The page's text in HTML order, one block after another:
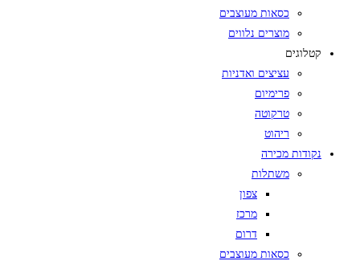
כסאות מעוצבים
מוצרים נלווים
קטלוגים
עציצים ואדניות
פרימיום
טרקוטה
ריהוט
נקודות מכירה
משתלות
צפון
מרכז
דרום
כסאות מעוצבים